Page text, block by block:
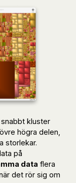
kluster
högra delen,
storlekar.
på
data flera
det rör sig om